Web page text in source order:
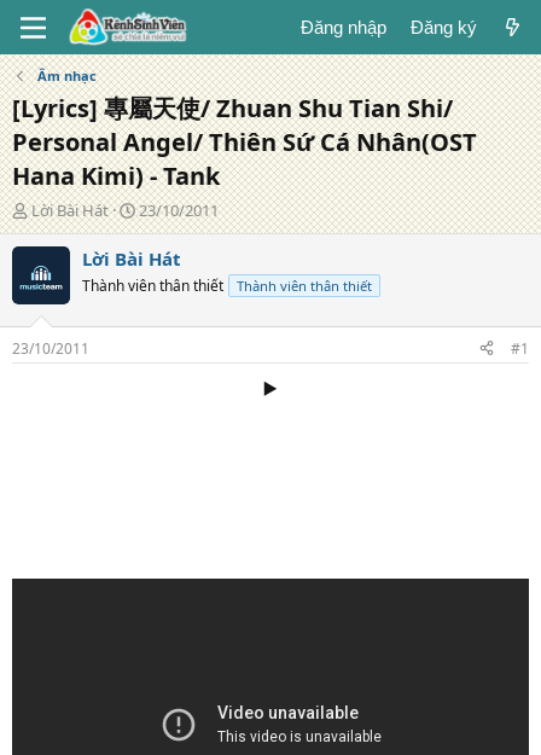
Đăng nhập Đăng ký
Âm nhạc
[Lyrics] 專屬天使/ Zhuan Shu Tian Shi/
Personal Angel/ Thiên Sứ Cá Nhân(OST
Hana Kimi) - Tank
T
á
c
g
i
ả
Lời Bài Hát
N
g
à
y
đ
g
23/10/2011
Lời Bài Hát
Thành viên thân thiết Thành viên thân thiết
23/10/2011 #1
▶️